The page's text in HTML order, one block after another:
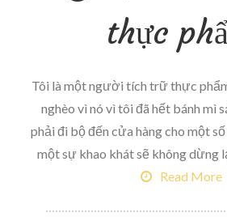
thực
Tôi là một người tích trữ thực
nghèo vì nó vì tôi đã hết bánh mì
phải đi bộ đến cửa hàng cho một
một sự khao khát sẽ không dừng
Read More